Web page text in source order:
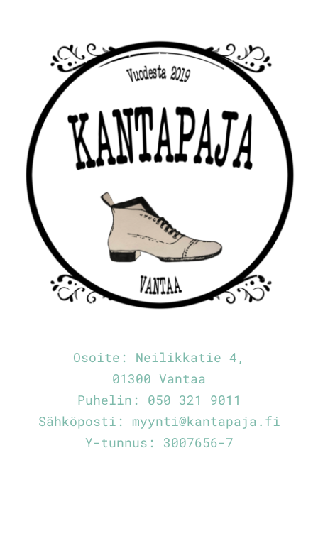
Osoite: Neilikkatie 4,
01300 Vantaa
Puhelin: 050 321 9011
Sähköposti: myynti@kantapaja.fi
Y-tunnus: 3007656-7